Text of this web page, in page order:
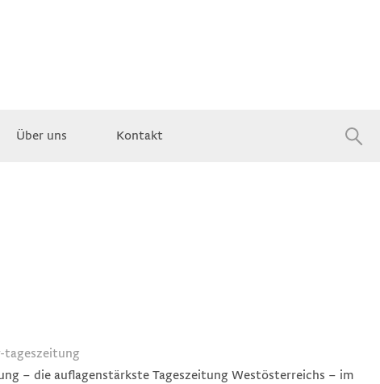
Über uns Kontakt
– die auflagenstärkste Tageszeitung Westösterreichs – im